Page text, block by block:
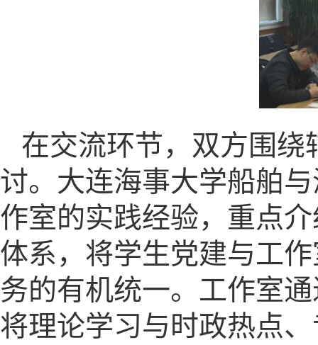
在交流环节，双方围
讨。大连海事大学船舶
作室的实践经验，重点
体系，将学生党建与工
务的有机统一。工作室
将理论学习与时政热点